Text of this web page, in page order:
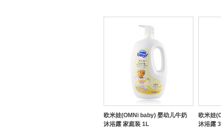
欧米娃(OMNi baby) 婴幼儿牛奶
沐浴露 家庭装 1L
欧米娃
沐浴露